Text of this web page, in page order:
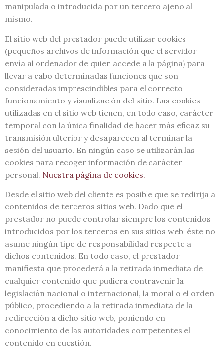
manipulada o introducida por un tercero ajeno al
mismo.
El sitio web del prestador puede utilizar cookies
(pequeños archivos de información que el servidor
envía al ordenador de quien accede a la página) para
llevar a cabo determinadas funciones que son
consideradas imprescindibles para el correcto
funcionamiento y visualización del sitio. Las cookies
utilizadas en el sitio web tienen, en todo caso, carácter
temporal con la única finalidad de hacer más eficaz su
transmisión ulterior y desaparecen al terminar la
sesión del usuario. En ningún caso se utilizarán las
cookies para recoger información de carácter
personal. Nuestra página de cookies.
Desde el sitio web del cliente es posible que se redirija a
contenidos de terceros sitios web. Dado que el
prestador no puede controlar siempre los contenidos
introducidos por los terceros en sus sitios web, éste no
asume ningún tipo de responsabilidad respecto a
dichos contenidos. En todo caso, el prestador
manifiesta que procederá a la retirada inmediata de
cualquier contenido que pudiera contravenir la
legislación nacional o internacional, la moral o el orden
público, procediendo a la retirada inmediata de la
redirección a dicho sitio web, poniendo en
conocimiento de las autoridades competentes el
contenido en cuestión.